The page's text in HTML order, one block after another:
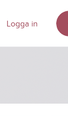
Logga in